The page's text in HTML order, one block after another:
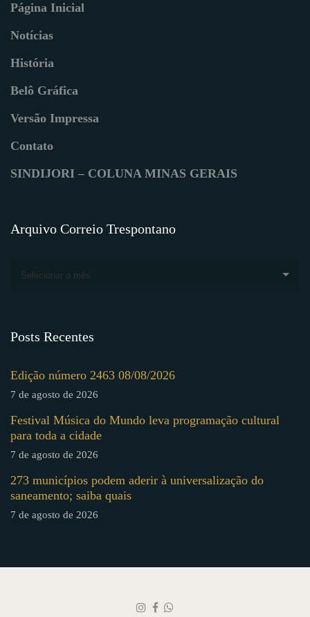
Página Inicial
Notícias
História
Belô Gráfica
Versão Impressa
Contato
SINDIJORI – COLUNA MINAS GERAIS
Arquivo Correio Trespontano
Selecionar o mês
Posts Recentes
Edição número 2463 08/08/2026
7 de agosto de 2026
Festival Música do Mundo leva programação cultural
para toda a cidade
7 de agosto de 2026
273 municípios podem aderir à universalização do
saneamento; saiba quais
7 de agosto de 2026